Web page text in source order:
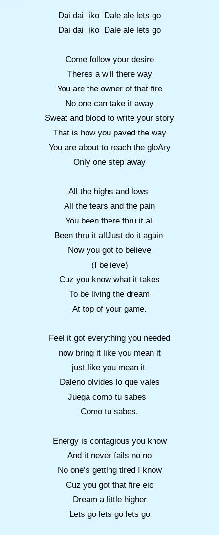
Dai dai iko Dale ale lets go
Dai dai iko Dale ale lets go
Come follow your desire
Theres a will there way
You are the owner of that fire
No one can take it away
Sweat and blood to write your story
That is how you paved the way
You are about to reach the gloAry
Only one step away
All the highs and lows
All the tears and the pain
You been there thru it all
Been thru it allJust do it again
Now you got to believe
(I believe)
Cuz you know what it takes
To be living the dream
At top of your game.
Feel it got everything you needed
now bring it like you mean it
just like you mean it
Daleno olvides lo que vales
Juega como tu sabes
Como tu sabes.
Energy is contagious you know
And it never fails no no
No one’s getting tired I know
Cuz you got that fire eio
Dream a little higher
Lets go lets go lets go